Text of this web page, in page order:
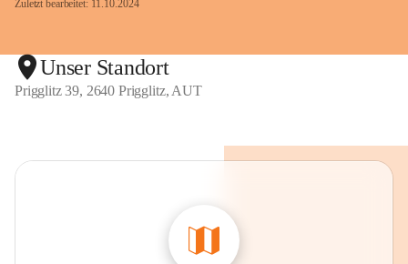
Zuletzt bearbeitet: 11.10.2024
Unser Standort
Prigglitz 39, 2640 Prigglitz, AUT